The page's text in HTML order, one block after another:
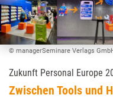
© managerSeminare Verlags
Zukunft Personal Europe
Zwischen Tools und